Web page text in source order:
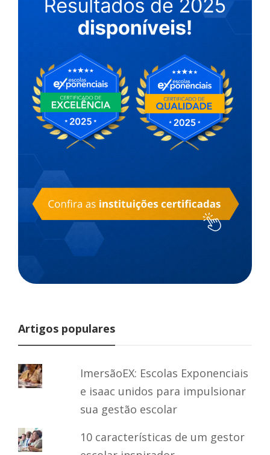
Artigos populares
ImersãoEX: Escolas Exponenciais
e isaac unidos para impulsionar
sua gestão escolar
10 características de um gestor